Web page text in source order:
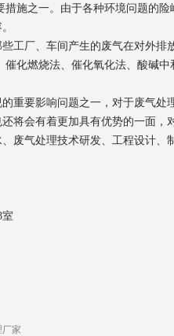
施之一。由于各种环境问题的
厂、车间产生的废气在对外排
催化燃烧法、催化氧化法、酸碱
要影响问题之一，对于废气处
将会有着更加具有优势的一面，
气处理技术研发、工程设计、
厂家